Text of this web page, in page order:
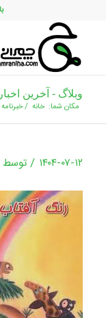
وبلاگ - آخرین اخبار
مکان شما: خانه /خبرنامه
۱۴۰۴-۰۷-۱۲ / توسط